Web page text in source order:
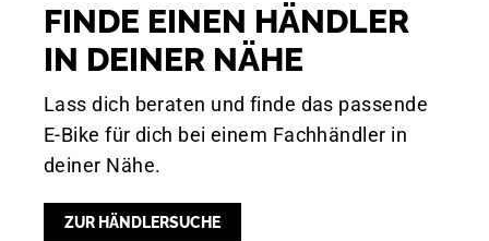
FINDE EINEN HÄNDLER
IN DEINER NÄHE
Lass dich beraten und finde das passende
E-Bike für dich bei einem Fachhändler in
deiner Nähe.
ZUR HÄNDLERSUCHE